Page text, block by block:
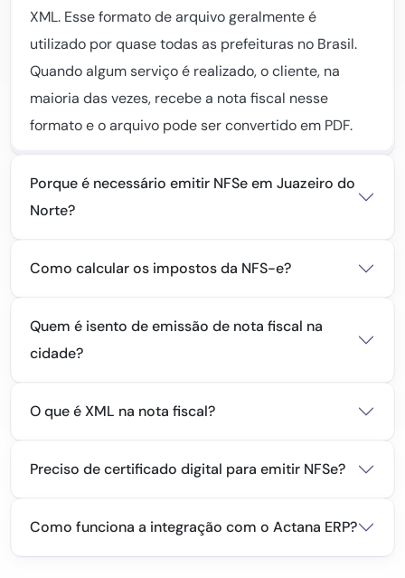
XML. Esse formato de arquivo geralmente é
utilizado por quase todas as prefeituras no Brasil.
Quando algum serviço é realizado, o cliente, na
maioria das vezes, recebe a nota fiscal nesse
formato e o arquivo pode ser convertido em PDF.
Porque é necessário emitir NFSe em Juazeiro do
Norte?
Como calcular os impostos da NFS-e?
Quem é isento de emissão de nota fiscal na
cidade?
O que é XML na nota fiscal?
Preciso de certificado digital para emitir NFSe?
Como funciona a integração com o Actana ERP?